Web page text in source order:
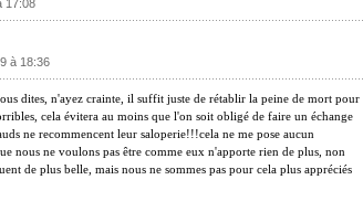
17:08
à 18:36
dites, n'ayez crainte, il suffit juste de rétablir la peine de mort pour
cela évitera au moins que l'on soit obligé de faire un échange
ne recommencent leur saloperie!!!cela ne me pose aucun
nous ne voulons pas être comme eux n'apporte rien de plus, non
de plus belle, mais nous ne sommes pas pour cela plus appréciés